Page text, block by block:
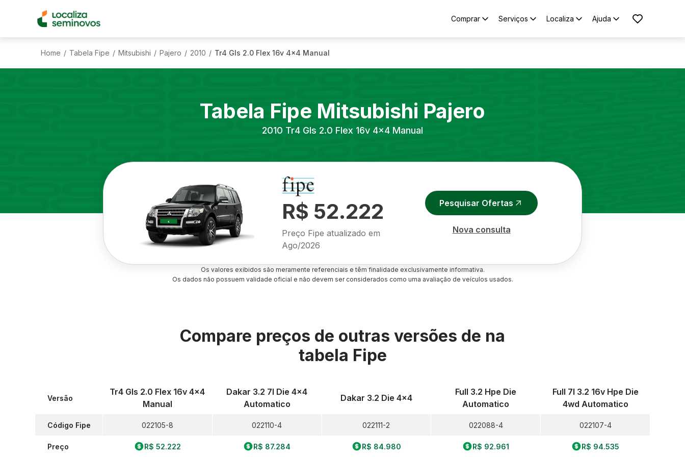
Comprar Serviços Localiza Ajuda
Home / Tabela Fipe / Mitsubishi / Pajero / 2010 / Tr4 Gls 2.0 Flex 16v 4x4 Manual
Tabela Fipe Mitsubishi Pajero
2010 Tr4 Gls 2.0 Flex 16v 4x4 Manual
R$ 52.222
Preço Fipe atualizado em
Ago/2026
Pesquisar Ofertas
Nova consulta
Os valores exibidos são meramente referenciais e têm finalidade exclusivamente informativa.
Os dados não possuem validade oficial e não devem ser considerados como uma avaliação de veículos usados.
Compare preços de outras versões de na
tabela Fipe
Versão
Código Fipe
Preço
Tr4 Gls 2.0 Flex 16v 4x4
Manual
022105-8
R$ 52.222
Dakar 3.2 7l Die 4x4
Automatico
022110-4
R$ 87.284
Dakar 3.2 Die 4x4
022111-2
R$ 84.980
Full 3.2 Hpe Die
Automatico
022088-4
R$ 92.961
Full 7l 3.2 16v Hpe Die
4wd Automatico
022107-4
R$ 94.535